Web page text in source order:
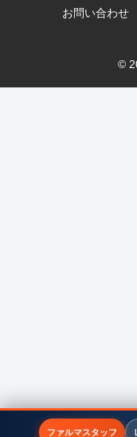
お問い合わせ
©
ファルマスタッフ